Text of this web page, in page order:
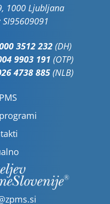
1000 Ljubljana
SI95609091
3512 232(DH)
9903 191 (OTP)
4738 885 (NLB)